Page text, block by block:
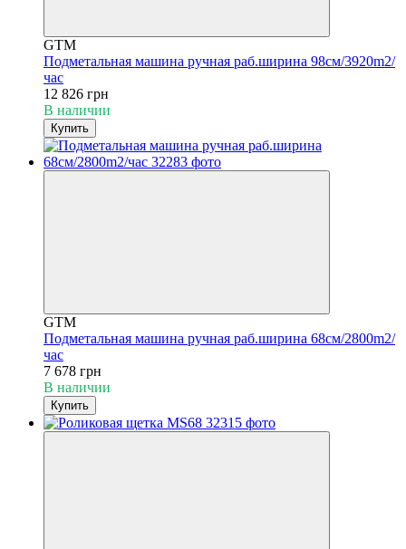
GTM
Подметальная машина ручная раб.ширина 98см/3920m2/
час
12 826 грн
В наличии
Купить
GTM
Подметальная машина ручная раб.ширина 68см/2800m2/
час
7 678 грн
В наличии
Купить